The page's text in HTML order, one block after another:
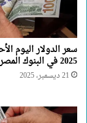
2025 في البنوك المصرية
21 ديسمبر، 2025